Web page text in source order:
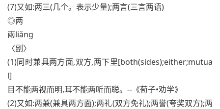
(7)又如:两三(几个。表示少量);两言(三言两语)
◎两
兩liǎng
〈副〉
(1)同时兼具两方面,双方,两下里[both(sides);either;mutua
l]
目不能两视而明,耳不能两听而聪。--《荀子•劝学》
(2)又如:两兼(兼具两方面);两礼(双方免礼);两誉(夸奖双方);两